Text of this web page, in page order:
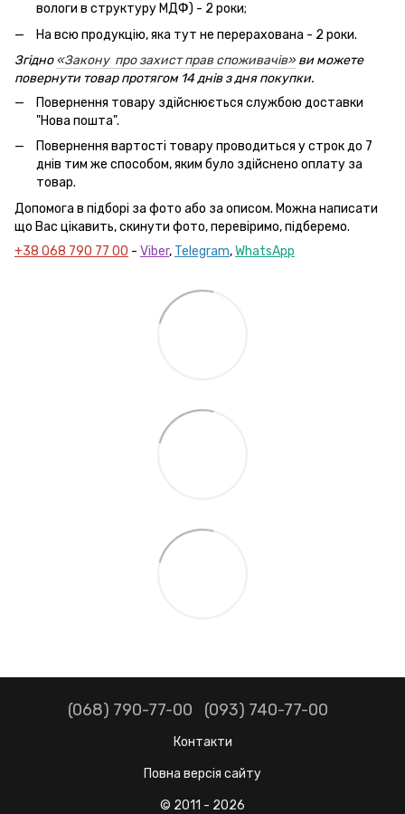
вологи в структуру МДФ) - 2 роки;
На всю продукцію, яка тут не перерахована - 2 роки.
Згідно«Закону про захист прав споживачів» ви можете
повернути товар протягом 14 днів з дня покупки.
Повернення товару здійснюється службою доставки
"Нова пошта".
Повернення вартості товару проводиться у строк до 7
днів тим же способом, яким було здійснено оплату за
товар.
Допомога в підборі за фото або за описом. Можна написати
що Вас цікавить, скинути фото, перевіримо, підберемо.
+38 068 790 77 00 - Viber, Telegram,WhatsApp
(068) 790-77-00 (093) 740-77-00
Контакти
Повна версія сайту
© 2011 - 2026